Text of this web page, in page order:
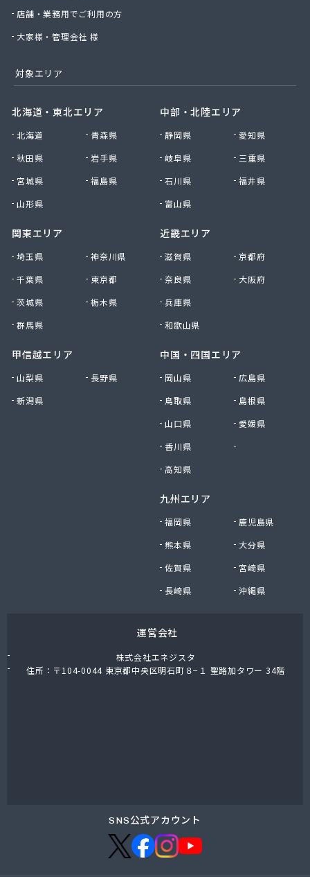
店舗・業務用でご利用の方
大家様・管理会社 様
対象エリア
北海道・東北エリア
北海道
青森県
秋田県
岩手県
宮城県
福島県
山形県
関東エリア
埼玉県
神奈川県
千葉県
東京都
茨城県
栃木県
群馬県
甲信越エリア
山梨県
長野県
新潟県
中部・北陸エリア
静岡県
愛知県
岐阜県
三重県
石川県
福井県
富山県
近畿エリア
滋賀県
京都府
奈良県
大阪府
兵庫県
和歌山県
中国・四国エリア
岡山県
広島県
鳥取県
島根県
山口県
愛媛県
香川県
高知県
九州エリア
福岡県
鹿児島県
熊本県
大分県
佐賀県
宮崎県
長崎県
沖縄県
運営会社
株式会社エネジスタ
住所：〒104-0044 東京都中央区明石町８−１ 聖路加タワー 34階
SNS公式アカウント